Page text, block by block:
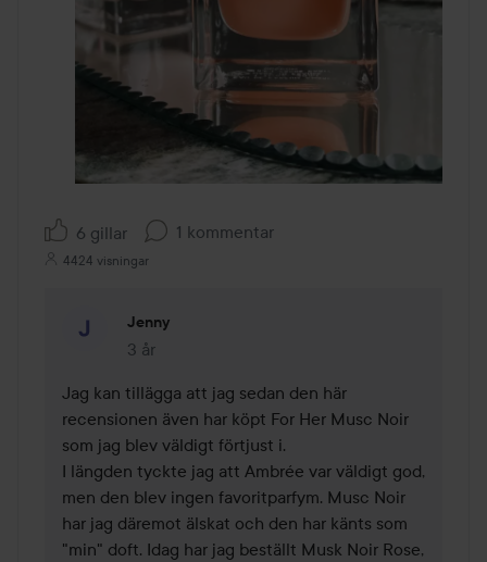
6 gillar 1 kommentar
4424 visningar
Jenny
3 år
Kommentaren lades 3 år
Jag kan tillägga att jag sedan den här
recensionen även har köpt For Her Musc Noir
som jag blev väldigt förtjust i.
I längden tyckte jag att Ambrée var väldigt god,
men den blev ingen favoritparfym. Musc Noir
har jag däremot älskat och den har känts som
"min" doft. Idag har jag beställt Musk Noir Rose,